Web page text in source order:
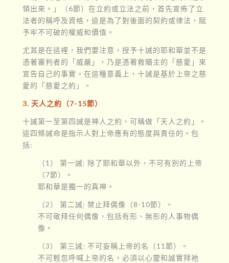
領出來。」（6節）在立約或立法之前，首先宣佈了立
法者的稱呼及資格，這是為了對後面的契約或律法，賦
予牢不可破的權威和價值。
尤其是在這裡，我們要注意，授予十誡的耶和華並不是
憑著審判者的「威嚴」，乃是憑著救贖主的「慈愛」來
宣告自己的事實。在這種意義上，十誡是基於上帝之慈
愛的「慈愛之約」。
3. 天人之約（7-15節）
十誡第一至第四誡是神人之約，可稱做「天人之約」。
這四條誡命是指示人對上帝應有的態度與責任的。包
括:
（1） 第一誡: 除了耶和華以外，不可有別的上帝
（7節）。
耶和華是獨一的真神。
（2） 第二誡: 禁止拜偶像（8-10節）。
不可敬拜任何偶像，包括有形、無形的人事物偶
像。
（3） 第三誡: 不可妄稱上帝的名（11節）。
不可輕忽呼喊上帝的名，必須以心靈和誠實拜祂